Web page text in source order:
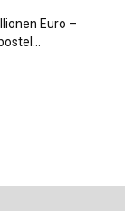
Euro –